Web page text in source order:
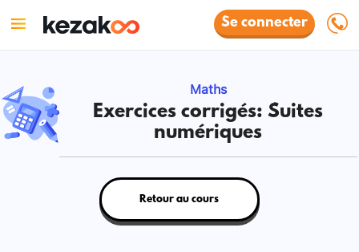
Se connecter
Maths
Exercices corrigés: Suites
numériques
Retour au cours